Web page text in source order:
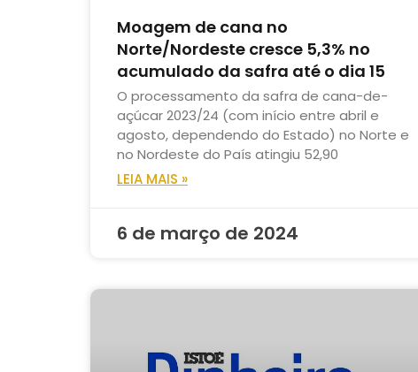
Moagem de cana no
Norte/Nordeste cresce 5,3% no
acumulado da safra até o dia 15
O processamento da safra de cana-de-
açúcar 2023/24 (com início entre abril e
agosto, dependendo do Estado) no Norte e
no Nordeste do País atingiu 52,90
LEIA MAIS »
6 de março de 2024